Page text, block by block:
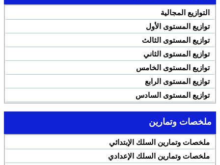
التوازيع المجالية
توازيع المستوى الأول
توازيع المستوى الثالث
توازيع المستوى الثاني
توازيع المستوى الخامس
توازيع المستوى الرابع
توازيع المستوى السادس
ملخصات وتمارين
ملخصات وتمارين السلك الإبتدائي
ملخصات وتمارين السلك الإعدادي